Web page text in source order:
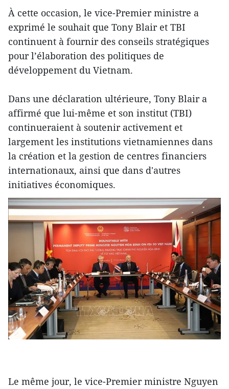
À cette occasion, le vice-Premier ministre a
exprimé le souhait que Tony Blair et TBI
continuent à fournir des conseils stratégiques
pour l’élaboration des politiques de
développement du Vietnam.
Dans une déclaration ultérieure, Tony Blair a
affirmé que lui-même et son institut (TBI)
continueraient à soutenir activement et
largement les institutions vietnamiennes dans
la création et la gestion de centres financiers
internationaux, ainsi que dans d'autres
initiatives économiques.
Le même jour, le vice-Premier ministre Nguyen